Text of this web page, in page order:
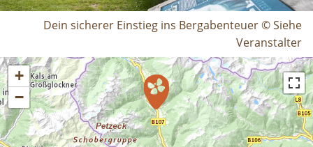
Dein sicherer Einstieg ins Bergabenteuer © Siehe
Veranstalter
+
−